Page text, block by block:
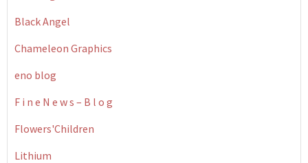
Black Angel
Chameleon Graphics
eno blog
F i n e N e w s – B l o g
Flowers'Children
Lithium